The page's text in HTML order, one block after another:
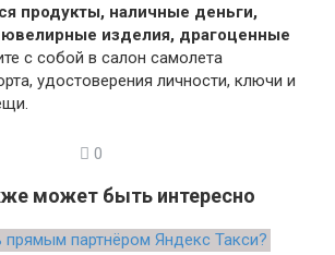
продукты, наличные деньги,
изделия, драгоценные
с собой в салон самолета
удостоверения личности, ключи и
0
может быть интересно